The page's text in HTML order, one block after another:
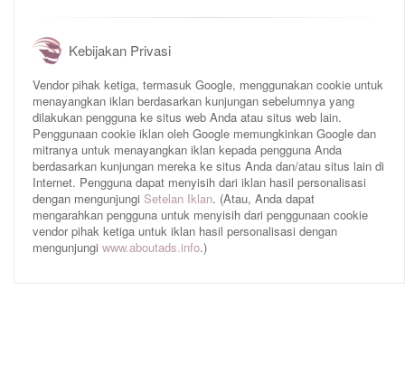
Kebijakan Privasi
Vendor pihak ketiga, termasuk Google, menggunakan cookie untuk
menayangkan iklan berdasarkan kunjungan sebelumnya yang
dilakukan pengguna ke situs web Anda atau situs web lain.
Penggunaan cookie iklan oleh Google memungkinkan Google dan
mitranya untuk menayangkan iklan kepada pengguna Anda
berdasarkan kunjungan mereka ke situs Anda dan/atau situs lain di
Internet. Pengguna dapat menyisih dari iklan hasil personalisasi
dengan mengunjungi Setelan Iklan. (Atau, Anda dapat
mengarahkan pengguna untuk menyisih dari penggunaan cookie
vendor pihak ketiga untuk iklan hasil personalisasi dengan
mengunjungi www.aboutads.info.)